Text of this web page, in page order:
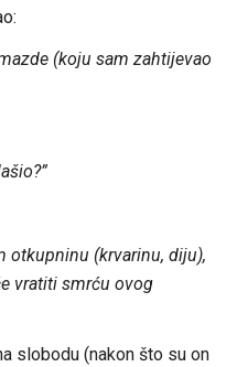
(koju sam zahtijevao
otkupninu (krvarinu, diju),
vratiti smrću ovog
slobodu (nakon što su on